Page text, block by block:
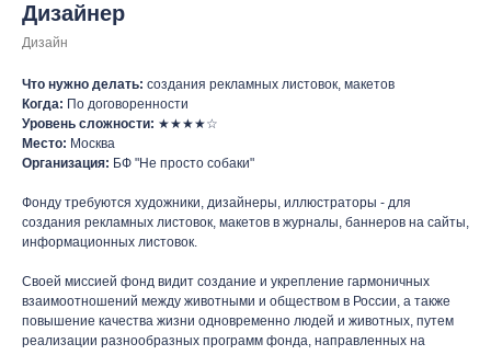
Дизайнер
Дизайн
Что нужно делать: создания рекламных листовок, макетов
Когда: По договоренности
Уровень сложности: ★★★★☆
Место: Москва
Организация: БФ "Не просто собаки"
Фонду требуются художники, дизайнеры, иллюстраторы - для
создания рекламных листовок, макетов в журналы, баннеров на сайты,
информационных листовок.
Своей миссией фонд видит создание и укрепление гармоничных
взаимоотношений между животными и обществом в России, а также
повышение качества жизни одновременно людей и животных, путем
реализации разнообразных программ фонда, направленных на